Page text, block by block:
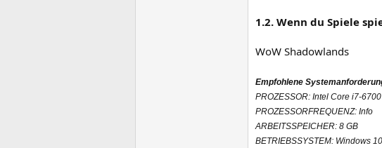
1.2. Wenn du Spiele
WoW Shadowlands
Empfohlene
PROZESSOR: Intel Core i7-
PROZESSORFREQUENZ: Info
ARBEITSSPEICHER: 8 GB
BETRIEBSSYSTEM: Windows